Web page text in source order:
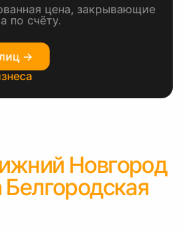
цена, закрывающие
по счёту.
→
Новгород